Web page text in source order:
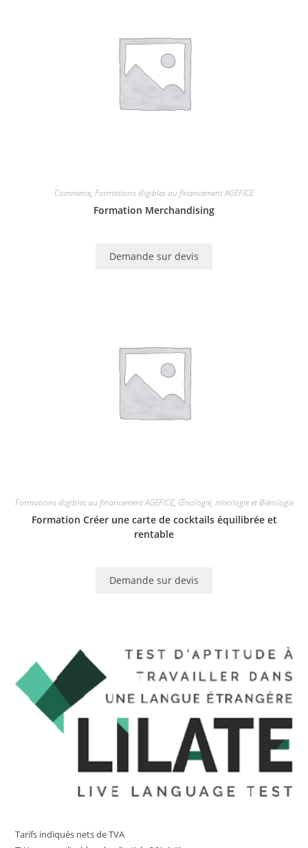
Commerce, Formations éligibles au financement AGEFICE
Formation Merchandising
Demande sur devis
Formations éligibles au financement AGEFICE, Œnologie, mixologie et Biérologie
Formation Créer une carte de cocktails équilibrée et
rentable
Demande sur devis
Tarifs indiqués nets de TVA